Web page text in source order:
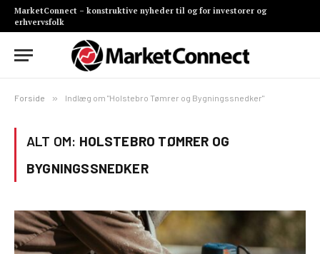
MarketConnect – konstruktive nyheder til og for investorer og
erhvervsfolk
Forside » Indlæg om "Holstebro Tømrer og Bygningssnedker"
ALT OM: HOLSTEBRO TØMRER OG
BYGNINGSSNEDKER